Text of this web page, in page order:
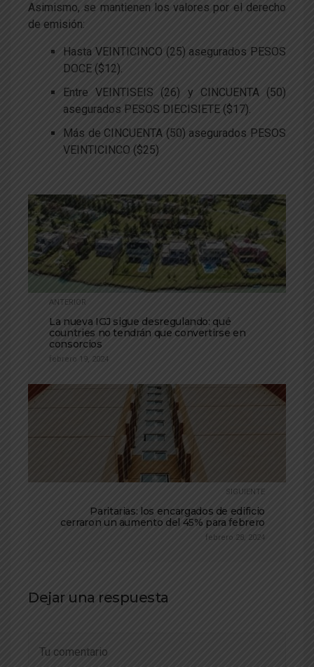
Asimismo, se mantienen los valores por el derecho
de emisión:
Hasta VEINTICINCO (25) asegurados PESOS
DOCE ($12).
Entre VEINTISEIS (26) y CINCUENTA (50)
asegurados PESOS DIECISIETE ($17).
Más de CINCUENTA (50) asegurados PESOS
VEINTICINCO ($25)
ANTERIOR
La nueva IGJ sigue desregulando: qué
countries no tendrán que convertirse en
consorcios
febrero 19, 2024
SIGUIENTE
Paritarias: los encargados de edificio
cerraron un aumento del 45% para febrero
febrero 28, 2024
Dejar una respuesta